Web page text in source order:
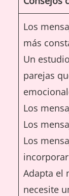
Los
más
Un
parejas
Los
Los
Los
Adapta el
necesite